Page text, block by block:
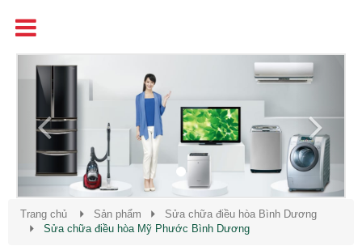
Previous
Trang chủ Sản phẩm
Sửa chữa điều hòa Bình Dương
Sửa chữa điều hòa Mỹ Phước Bình Dương